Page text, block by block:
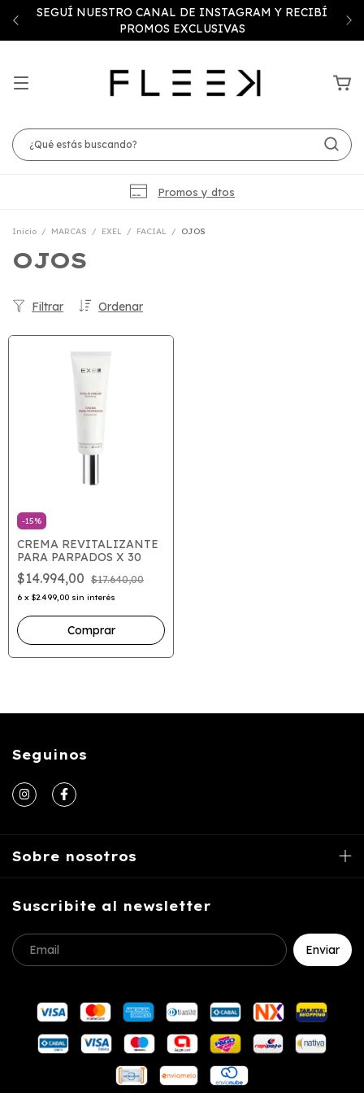
SEGUÍ NUESTRO CANAL DE INSTAGRAM Y RECIBÍ
PROMOS EXCLUSIVAS
Promos y dtos
Inicio / MARCAS / EXEL / FACIAL / OJOS
OJOS
Ordenar
Filtrar
-15%
CREMA REVITALIZANTE
PARA PARPADOS X 30
$14.994,00 $17.640,00
6 x $2.499,00 sin interés
Seguinos
Sobre nosotros
Suscribite al newsletter